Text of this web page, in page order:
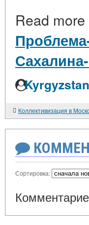
Read more
Сахалина-
Сортировка: